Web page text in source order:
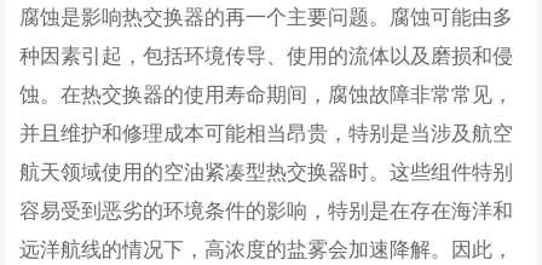
腐蚀是影响热交换器的再一个主要问题。腐蚀可能由多
种因素引起，包括环境传导、使用的流体以及磨损和侵
蚀。在热交换器的使用寿命期间，腐蚀故障非常常见，
并且维护和修理成本可能相当昂贵，特别是当涉及航空
航天领域使用的空油紧凑型热交换器时。这些组件特别
容易受到恶劣的环境条件的影响，特别是在存在海洋和
远洋航线的情况下，高浓度的盐雾会加速降解。因此，